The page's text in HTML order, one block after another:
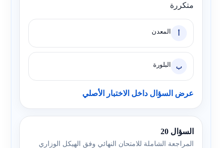
متكررة
أ المعدن
ب البلورة
عرض السؤال داخل الاختبار الأصلي
السؤال 20
المراجعة الشاملة للامتحان النهائي وفق الهيكل الوزاري